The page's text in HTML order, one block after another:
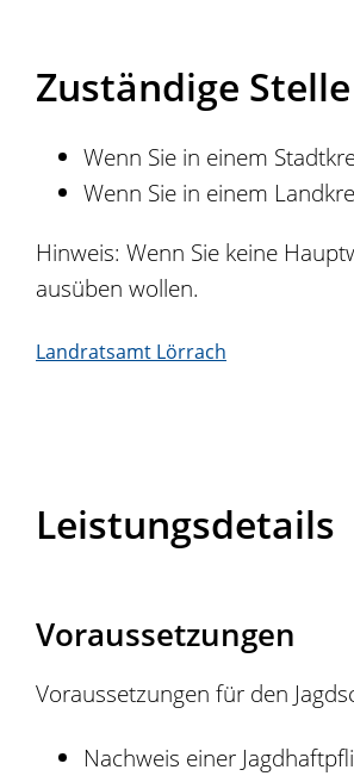
Zuständige Stelle
Wenn Sie in einem
Wenn Sie in einem
Hinweis: Wenn Sie keine
ausüben wollen.
Landratsamt Lörrach
Leistungsdetails
Voraussetzungen
Voraussetzungen für den
Nachweis einer